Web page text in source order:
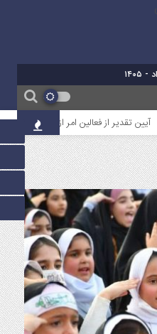
تقدیر از فعالین امر ازدواج استان